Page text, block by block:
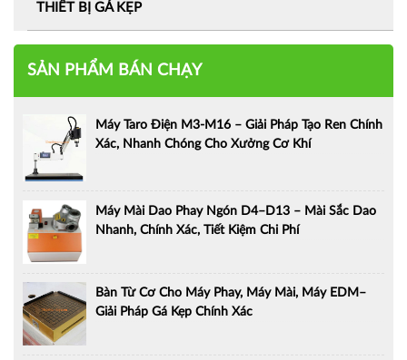
THIẾT BỊ GÁ KẸP
SẢN PHẨM BÁN CHẠY
Máy Taro Điện M3-M16 – Giải Pháp Tạo Ren Chính
Xác, Nhanh Chóng Cho Xưởng Cơ Khí
Máy Mài Dao Phay Ngón D4–D13 – Mài Sắc Dao
Nhanh, Chính Xác, Tiết Kiệm Chi Phí
Bàn Từ Cơ Cho Máy Phay, Máy Mài, Máy EDM–
Giải Pháp Gá Kẹp Chính Xác